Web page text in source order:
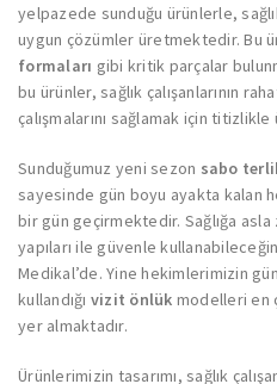
yelpazede sunduğu ürünlerle,
uygun çözümler üretmektedir. Bu
formaları gibi kritik parçalar
bu ürünler, sağlık çalışanlarının
çalışmalarını sağlamak için
Sunduğumuz yeni sezon sabo
sayesinde gün boyu ayakta kalan
bir gün geçirmektedir. Sağlığa
yapıları ile güvenle
Medikal’de. Yine hekimlerimizin
kullandığı vizit önlük modelleri en
yer almaktadır.
Ürünlerimizin tasarımı, sağlık